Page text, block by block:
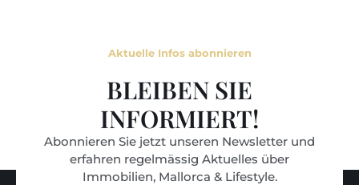
Aktuelle Infos abonnieren
BLEIBEN SIE
INFORMIERT!
Abonnieren Sie jetzt unseren Newsletter und
erfahren regelmässig Aktuelles über
Immobilien, Mallorca & Lifestyle.